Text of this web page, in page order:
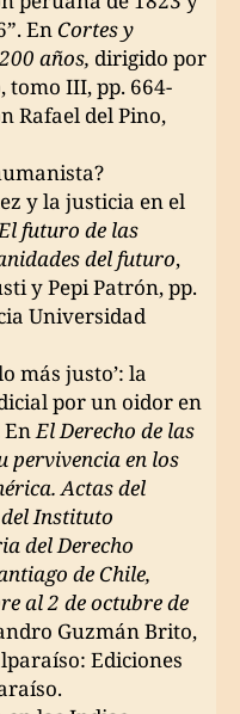
En Cortes y
años, dirigido por
tomo III, pp. 664-
Rafael del Pino,
y la justicia en el
futuro de las
del futuro,
y Pepi Patrón, pp.
Universidad
más justo’: la
por un oidor en
EnEl Derecho de las
pervivencia en los
Actas del
Instituto
del Derecho
de Chile,
al 2 de octubre de
Guzmán Brito,
Ediciones